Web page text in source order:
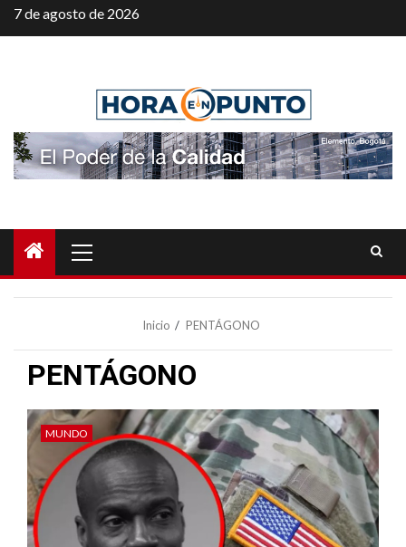
Saltar
al
7 de agosto de 2026
principal
Inicio PENTÁGONO
PENTÁGONO
MUNDO